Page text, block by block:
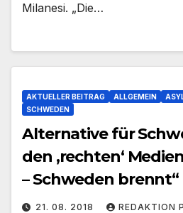
Milanesi. „Die…
AKTUELLER BEITRAG ALLGEMEIN
SCHWEDEN
Alternative für
den ‚rechten‘
– Schweden brennt“
21. 08. 2018 REDAKTION